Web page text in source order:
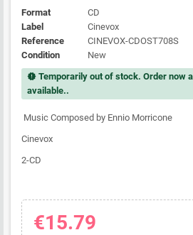
Format
CD
Label
Cinevox
Reference
CINEVOX-CDOST708S
Condition
New
new_releases Temporarily out of stock. Order now
available..
Music Composed by Ennio Morricone
Cinevox
2-CD
€15.79